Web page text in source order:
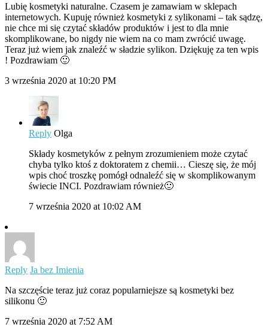
Lubię kosmetyki naturalne. Czasem je zamawiam w sklepach
internetowych. Kupuję również kosmetyki z sylikonami – tak sądzę,
nie chce mi się czytać składów produktów i jest to dla mnie
skomplikowane, bo nigdy nie wiem na co mam zwrócić uwagę.
Teraz już wiem jak znaleźć w sładzie sylikon. Dziękuję za ten wpis
! Pozdrawiam 🙂
3 września 2020 at 10:20 PM
Reply Olga
Składy kosmetyków z pełnym zrozumieniem może czytać
chyba tylko ktoś z doktoratem z chemii… Cieszę się, że mój
wpis choć troszkę pomógł odnaleźć się w skomplikowanym
świecie INCI. Pozdrawiam również🙂
7 września 2020 at 10:02 AM
Reply Ja bez Imienia
Na szczęście teraz już coraz popularniejsze są kosmetyki bez
silikonu 🙂
7 września 2020 at 7:52 AM